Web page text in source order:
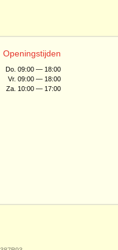
Openingstijden
Do. 09:00 — 18:00
Vr. 09:00 — 18:00
Za. 10:00 — 17:00